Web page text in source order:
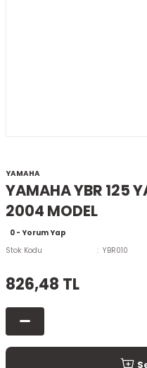
YAMAHA
YAMAHA YBR 125
2004 MODEL
0 - Yorum Yap
Stok Kodu
YBR010
826,48 TL